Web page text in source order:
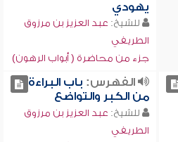
يهودي
للشيخ: عبد العزيز بن مرزوق
الطريفي
جزء من محاضرة ( أبواب الرهون)
الفهرس: باب البراءة
من الكبر والتواضع
للشيخ: عبد العزيز بن مرزوق
الطريفي